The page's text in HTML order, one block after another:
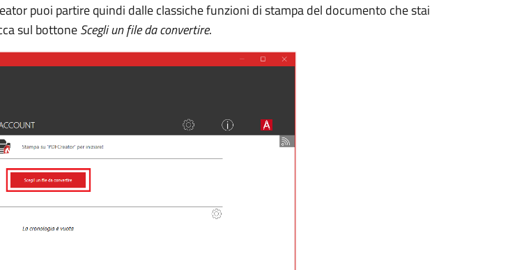
puoi partire quindi dalle classiche funzioni di stampa del documento che stai
sul bottoneScegli un file da convertire.